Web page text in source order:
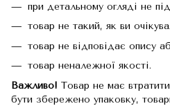
при детальному огляді не
товар не такий, як ви
товар не відповідає опису
товар неналежної якості.
Важливо! Товар не має
бути збережено упаковку,